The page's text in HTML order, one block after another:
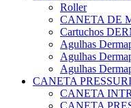
Roller
CANETA DE
Cartuchos
Agulhas
Agulhas
Agulhas
CANETA
CANETA
CANETA